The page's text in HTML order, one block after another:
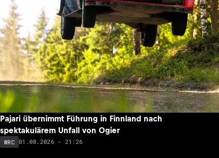
Pajari übernimmt Führung in Finnland nach
spektakulärem Unfall von Ogier
WRC 01.08.2026 - 21:26